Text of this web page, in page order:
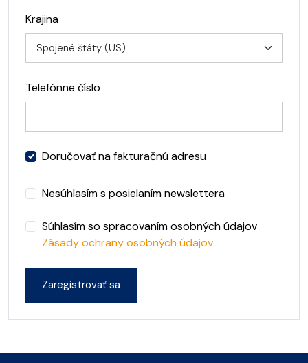
Krajina
Telefónne číslo
Doručovať na fakturačnú adresu
Nesúhlasím s posielaním newslettera
Súhlasím so spracovaním osobných údajov
Zásady ochrany osobných údajov